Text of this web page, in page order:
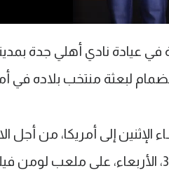
عيادة نادي أهلي جدة
لبعثة منتخب بلاده في
الإثنين إلى أمريكا، من أجل
بلاده، استعدادًا لمواجهة بلجيكا في دور الـ32،